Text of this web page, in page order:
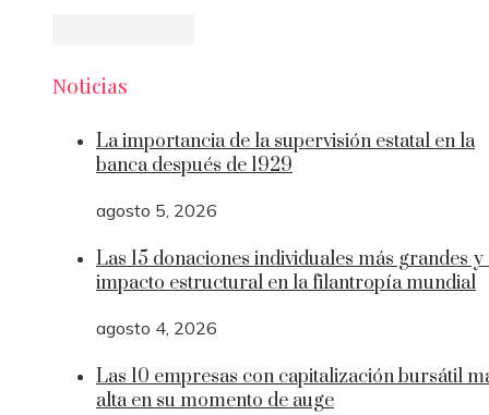
Noticias
La importancia de la supervisión estatal en la
banca después de 1929
agosto 5, 2026
Las 15 donaciones individuales más grandes y
impacto estructural en la filantropía mundial
agosto 4, 2026
Las 10 empresas con capitalización bursátil
alta en su momento de auge